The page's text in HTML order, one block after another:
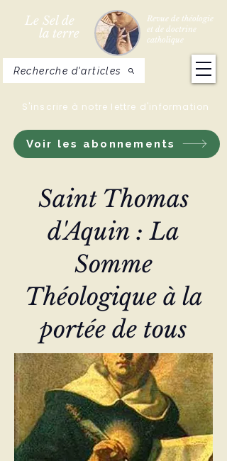
Le Sel de
la terre
Revue de théologie
et de doctrine
catholique
Voir les abonnements
S'inscrire à notre lettre d'information
Recherche d'articles
Saint Thomas
d'Aquin : La
Somme
Théologique à la
portée de tous